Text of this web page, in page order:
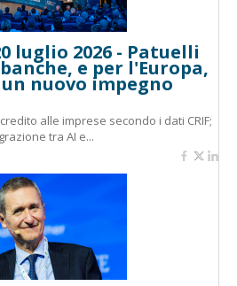
luglio 2026 - Patuelli
e per l'Europa,
nuovo impegno
alle imprese secondo i dati CRIF;
tra AI e...